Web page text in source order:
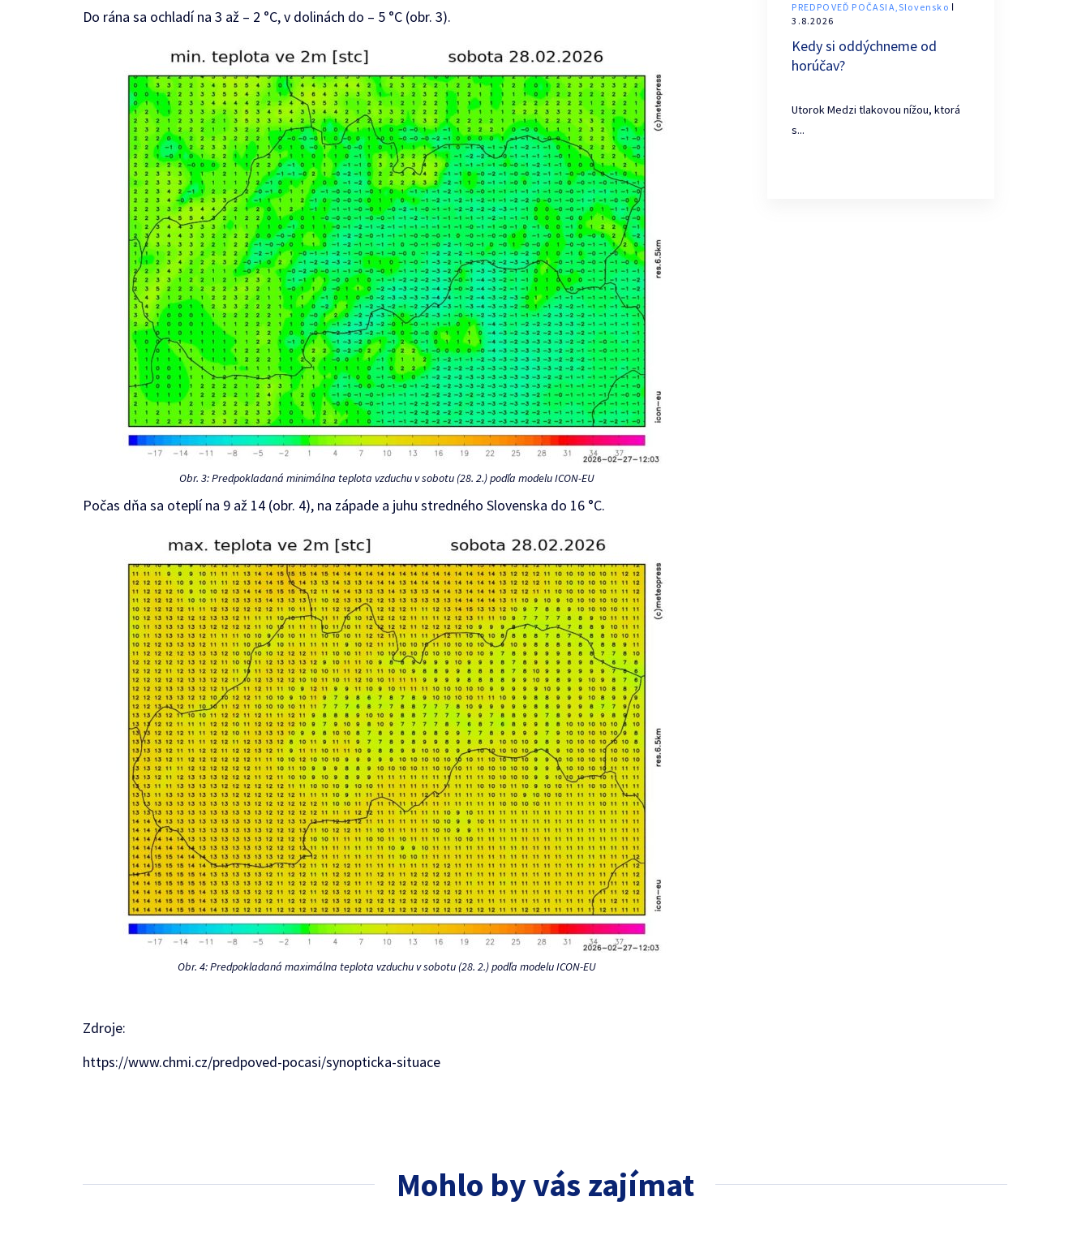
Do rána sa ochladí na 3 až – 2 °C, v dolinách do – 5 °C (obr. 3).
Obr. 3: Predpokladaná minimálna teplota vzduchu v sobotu (28. 2.) podľa modelu ICON-EU
Počas dňa sa oteplí na 9 až 14 (obr. 4), na západe a juhu stredného Slovenska do 16 °C.
Obr. 4: Predpokladaná maximálna teplota vzduchu v sobotu (28. 2.) podľa modelu ICON-EU
Zdroje:
https://www.chmi.cz/predpoved-pocasi/synopticka-situace
PREDPOVEĎ POČASIA,Slovensko ǀ
3.8.2026
Kedy si oddýchneme od
horúčav?
Utorok Medzi tlakovou nížou, ktorá
s...
Mohlo by vás zajímat